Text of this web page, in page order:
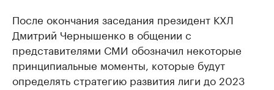
После окончания заседания президент КХЛ
Дмитрий Чернышенко в общении с
представителями СМИ обозначил некоторые
принципиальные моменты, которые будут
определять стратегию развития лиги до 2023